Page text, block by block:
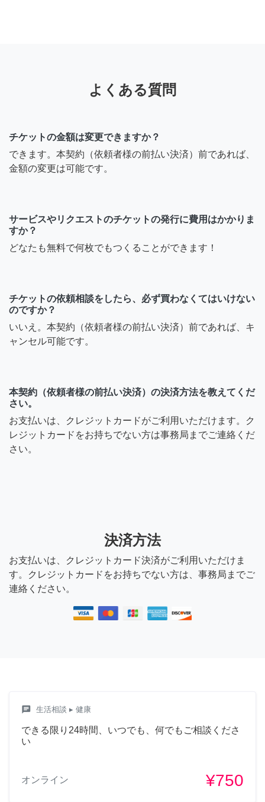
よくある質問
チケットの金額は変更できますか？
できます。本契約（依頼者様の前払い決済）前であれば、
金額の変更は可能です。
サービスやリクエストのチケットの発行に費用はかかりま
すか？
どなたも無料で何枚でもつくることができます！
チケットの依頼相談をしたら、必ず買わなくてはいけない
のですか？
いいえ。本契約（依頼者様の前払い決済）前であれば、キ
ャンセル可能です。
本契約（依頼者様の前払い決済）の決済方法を教えてくだ
さい。
お支払いは、クレジットカードがご利用いただけます。ク
レジットカードをお持ちでない方は事務局までご連絡くだ
さい。
決済方法
お支払いは、クレジットカード決済がご利用いただけま
す。クレジットカードをお持ちでない方は、事務局までご
連絡ください。
chat 生活相談 ▸ 健康
できる限り24時間、いつでも、何でもご相談くださ
い
オンライン ¥750